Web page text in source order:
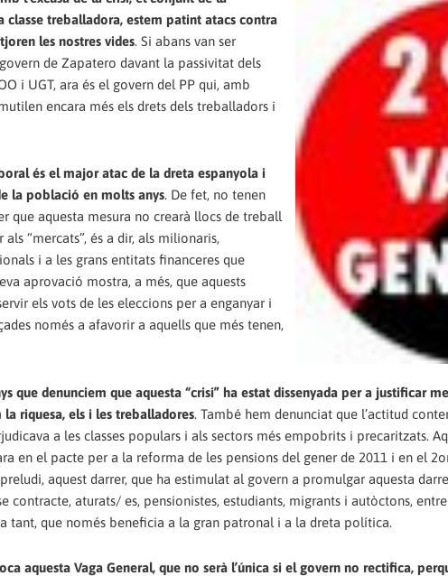
classe treballadora, estem patint atacs contra
les nostres vides. Si abans van ser
de Zapatero davant la passivitat dels
i UGT, ara és el govern del PP qui, amb
encara més els drets dels treballadors i
és el major atac de la dreta espanyola i
la població en molts anys. De fet, no tenen
que aquesta mesura no crearà llocs de treball
“mercats”, és a dir, als milionaris,
i a les grans entitats financeres que
aprovació mostra, a més, que aquests
els vots de les eleccions per a enganyar i
només a afavorir a aquells que més tenen,
que denunciem que aquesta “crisi” ha estat dissenyada per a justificar
riquesa, els i les treballadores. També hem denunciat que l’actitud
a les classes populars i als sectors més empobrits i precaritzats.
en el pacte per a la reforma de les pensions del gener de 2011 i en el
aquest darrer, que ha estimulat al govern a promulgar aquesta
contracte, aturats/ es, pensionistes, estudiants, migrants i autòctons,
tant, que només beneficia a la gran patronal i a la dreta política.
aquesta Vaga General, que no serà l’única si el govern no rectifica,